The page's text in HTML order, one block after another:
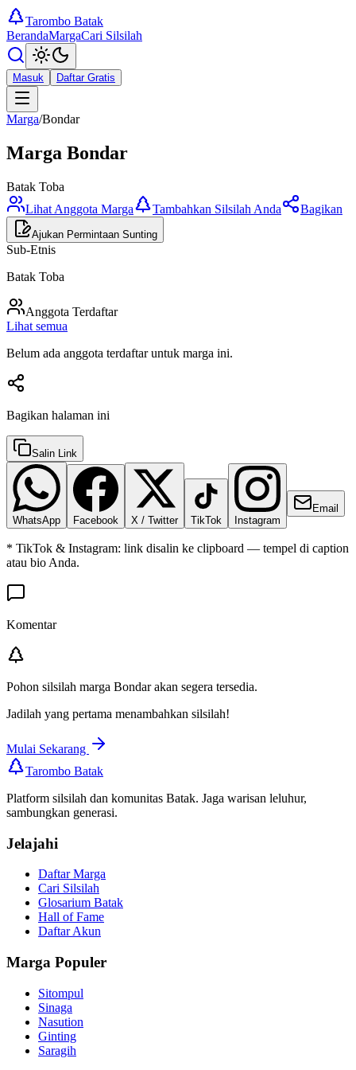
Tarombo Batak
BerandaMargaCari Silsilah
Masuk Daftar Gratis
Marga/Bondar
Marga Bondar
Batak Toba
Lihat Anggota Marga
Tambahkan Silsilah Anda Bagikan
Ajukan Permintaan Sunting
Sub-Etnis
Batak Toba
Anggota Terdaftar
Lihat semua
Belum ada anggota terdaftar untuk marga ini.
Bagikan halaman ini
Salin Link
WhatsApp Facebook X / Twitter TikTok Instagram
Email
* TikTok & Instagram: link disalin ke clipboard — tempel di caption
atau bio Anda.
Komentar
Pohon silsilah marga Bondarakan segera tersedia.
Jadilah yang pertama menambahkan silsilah!
Mulai Sekarang
Tarombo Batak
Platform silsilah dan komunitas Batak. Jaga warisan leluhur,
sambungkan generasi.
Jelajahi
Daftar Marga
Cari Silsilah
Glosarium Batak
Hall of Fame
Daftar Akun
Marga Populer
Sitompul
Sinaga
Nasution
Ginting
Saragih